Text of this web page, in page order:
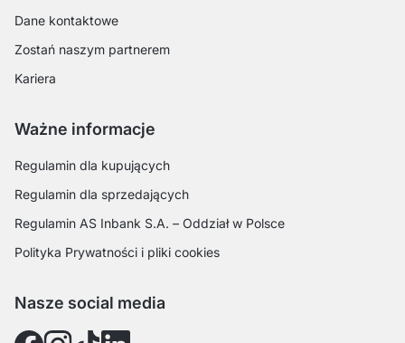
Dane kontaktowe
Zostań naszym partnerem
Kariera
Ważne informacje
Regulamin dla kupujących
Regulamin dla sprzedających
Regulamin AS Inbank S.A. – Oddział w Polsce
Polityka Prywatności i pliki cookies
Nasze social media